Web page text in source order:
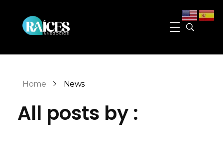
Home News
All posts by :